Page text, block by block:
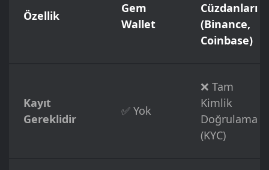
Özellik
Gem
Wallet
Cüzdanları
(Binance,
Coinbase)
Kayıt
Gereklidir
✅ Yok
❌ Tam
Kimlik
Doğrulama
(KYC)